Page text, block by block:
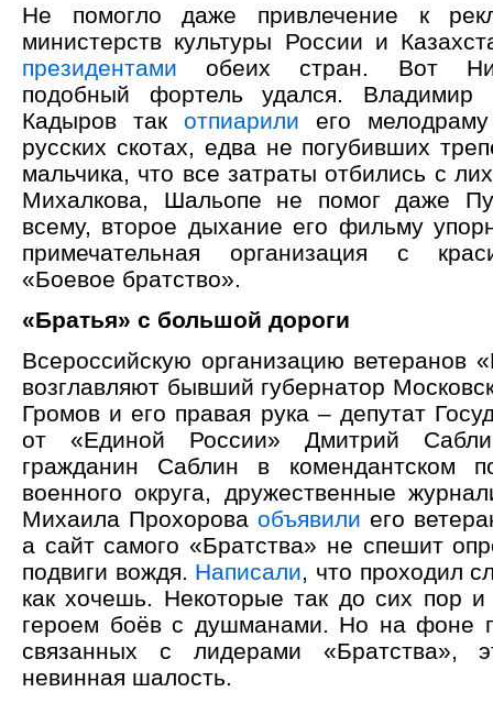
Не помогло даже привлечение к
министерств культуры России и
президентами обеих стран. Вот
подобный фортель удался.
Кадыров так отпиарили его
русских скотах, едва не погубивших
мальчика, что все затраты отбились с
Михалкова, Шальопе не помог даже
всему, второе дыхание его фильму
примечательная организация с
«Боевое братство».
«Братья» с большой дороги
Всероссийскую организацию ветеранов
возглавляют бывший губернатор
Громов и его правая рука – депутат
от «Единой России» Дмитрий
гражданин Саблин в комендантском
военного округа, дружественные
Михаила Прохорова объявили его
а сайт самого «Братства» не спешит
подвиги вождя. Написали , что проходил
как хочешь. Некоторые так до сих пор
героем боёв с душманами. Но на фоне
связанных с лидерами «Братства»,
невинная шалость.